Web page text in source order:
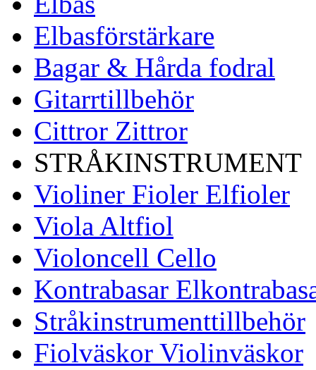
Elbasförstärkare
Bagar & Hårda fodral
Gitarrtillbehör
Cittror Zittror
STRÅKINSTRUMENT
Violiner Fioler Elfioler
Viola Altfiol
Violoncell Cello
Kontrabasar
Stråkinstrumenttillbehör
Fiolväskor Violinväskor